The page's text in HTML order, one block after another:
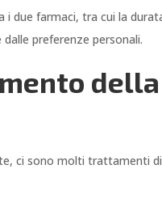
due farmaci, tra cui la
preferenze personali.
della
ci sono molti trattamenti